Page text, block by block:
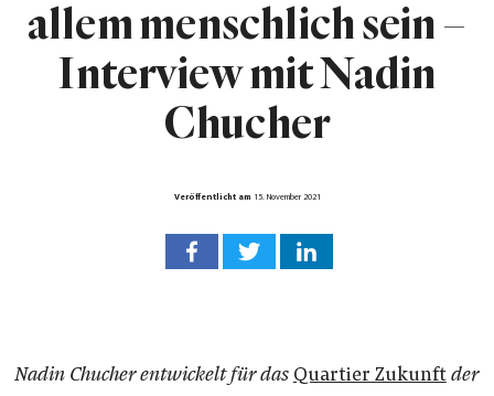
allem menschlich sein –
Interview mit Nadin
Chucher
Veröffentlicht am 15. November 2021
Nadin Chucher entwickelt für das Quartier Zukunftder